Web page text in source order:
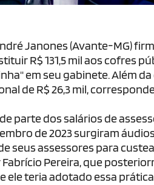
Janones (Avante-MG)
R$ 131,5 mil aos cofres
em seu gabinete. Além
de R$ 26,3 mil,
parte dos salários de
de 2023 surgiram
seus assessores para
Pereira, que
teria adotado essa prática